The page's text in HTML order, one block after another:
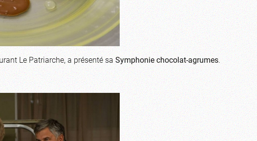
Le Patriarche, a présenté saSymphonie chocolat-agrumes.